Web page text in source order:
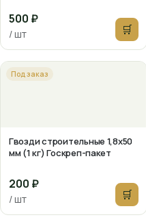
500 ₽
/ шт 🛒
Под заказ
Гвозди строительные 1,8х50
мм (1 кг) Госкреп-пакет
200 ₽
/ шт 🛒